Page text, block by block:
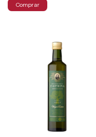
Comprar